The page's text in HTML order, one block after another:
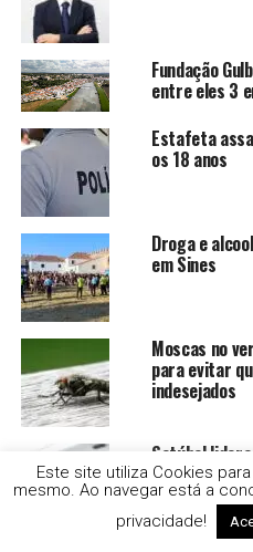
Fundação
entre eles 3
Estafeta
os 18 anos
Droga e
em Sines
Moscas no
para evitar
indesejados
Setúbal
Este site utiliza Cookies
mesmo. Ao navegar está a
privacidade!